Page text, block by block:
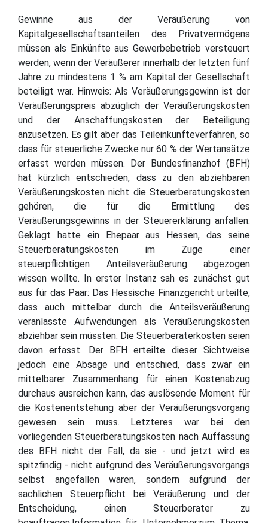
Gewinne aus der Veräußerung von
Kapitalgesellschaftsanteilen des Privatvermögens
müssen als Einkünfte aus Gewerbebetrieb versteuert
werden, wenn der Veräußerer innerhalb der letzten fünf
Jahre zu mindestens 1 % am Kapital der Gesellschaft
beteiligt war. Hinweis: Als Veräußerungsgewinn ist der
Veräußerungspreis abzüglich der Veräußerungskosten
und der Anschaffungskosten der Beteiligung
anzusetzen. Es gilt aber das Teileinkünfteverfahren, so
dass für steuerliche Zwecke nur 60 % der Wertansätze
erfasst werden müssen. Der Bundesfinanzhof (BFH)
hat kürzlich entschieden, dass zu den abziehbaren
Veräußerungskosten nicht die Steuerberatungskosten
gehören, die für die Ermittlung des
Veräußerungsgewinns in der Steuererklärung anfallen.
Geklagt hatte ein Ehepaar aus Hessen, das seine
Steuerberatungskosten im Zuge einer
steuerpflichtigen Anteilsveräußerung abgezogen
wissen wollte. In erster Instanz sah es zunächst gut
aus für das Paar: Das Hessische Finanzgericht urteilte,
dass auch mittelbar durch die Anteilsveräußerung
veranlasste Aufwendungen als Veräußerungskosten
abziehbar sein müssten. Die Steuerberaterkosten seien
davon erfasst. Der BFH erteilte dieser Sichtweise
jedoch eine Absage und entschied, dass zwar ein
mittelbarer Zusammenhang für einen Kostenabzug
durchaus ausreichen kann, das auslösende Moment für
die Kostenentstehung aber der Veräußerungsvorgang
gewesen sein muss. Letzteres war bei den
vorliegenden Steuerberatungskosten nach Auffassung
des BFH nicht der Fall, da sie - und jetzt wird es
spitzfindig - nicht aufgrund des Veräußerungsvorgangs
selbst angefallen waren, sondern aufgrund der
sachlichen Steuerpflicht bei Veräußerung und der
Entscheidung, einen Steuerberater zu